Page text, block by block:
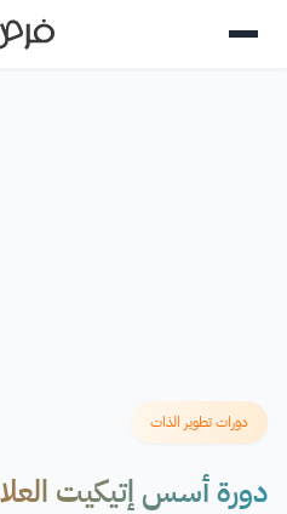
دورات تطوير الذات
دورة أسس إتيكيت